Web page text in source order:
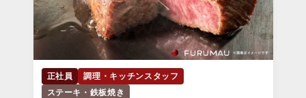
正社員
調理・キッチンスタッフ
ステーキ・鉄板焼き